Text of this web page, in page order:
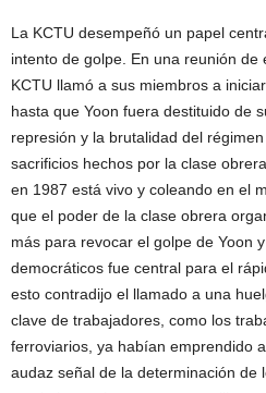
La KCTU desempeñó un papel
intento de golpe. En una reunión de
KCTU llamó a sus miembros a
hasta que Yoon fuera destituido de
represión y la brutalidad del
sacrificios hechos por la clase
en 1987 está vivo y coleando en el
que el poder de la clase obrera
más para revocar el golpe de Yoon
democráticos fue central para el
esto contradijo el llamado a una
clave de trabajadores, como los
ferroviarios, ya habían emprendido
audaz señal de la determinación de